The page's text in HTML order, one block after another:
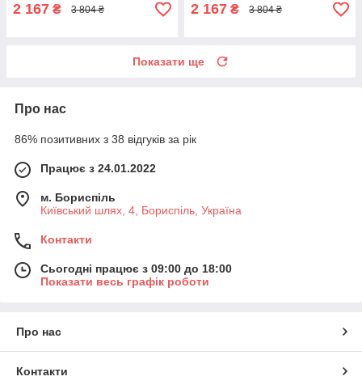
2 167 ₴ 3 804 ₴ 2 167 ₴ 3 804 ₴
Показати ще
Про нас
86% позитивних з 38 відгуків за рік
Працює з 24.01.2022
м. Бориспіль
Київський шлях, 4, Бориспіль, Україна
Контакти
Сьогодні працює з 09:00 до 18:00
Показати весь графік роботи
Про нас
Контакти